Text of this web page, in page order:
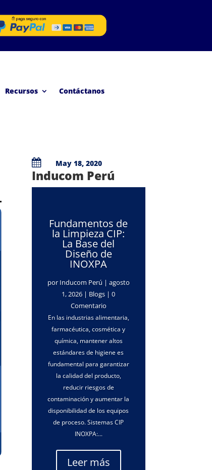
Recursos Contáctanos
 May 18, 2020
Inducom Perú
Fundamentos de
la Limpieza CIP:
La Base del
Diseño de
INOXPA
por Inducom Perú | agosto
1, 2026 | Blogs | 0
Comentario
En las industrias alimentaria,
farmacéutica, cosmética y
química, mantener altos
estándares de higiene es
fundamental para garantizar
la calidad del producto,
reducir riesgos de
contaminación y aumentar la
disponibilidad de los equipos
de proceso. Sistemas CIP
INOXPA:...
Leer más